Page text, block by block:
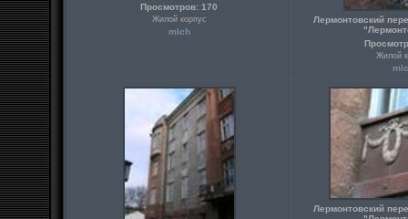
Просмотров: 170
Жилой корпус
mlch
Лермонтовский
Жилой
Лермонтовский